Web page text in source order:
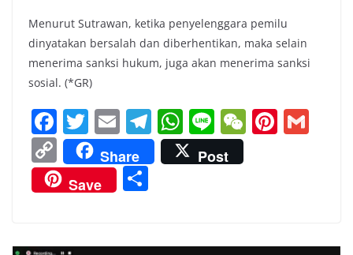
Menurut Sutrawan, ketika penyelenggara pemilu
dinyatakan bersalah dan diberhentikan, maka selain
menerima sanksi hukum, juga akan menerima sanksi
sosial. (*GR)
F
a
c
e
o
T
w
itt
er
E
m
ai
l
T
el
e
m
W
h
at
p
Li
n
e
W Pi
C
o
p
Share
Post
Save